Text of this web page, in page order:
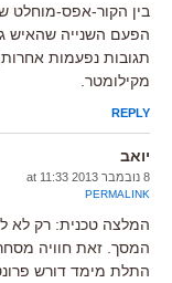
בין הקור-אפס-מוחלט
הפעם השנייה שהאיש
תגובות נפעמות
מקילומטר.
REPLY
יואב
8 נובמבר 2013 at 11:33
PERMALINK
המלצה טכנית: רק לא
המסך. זאת חוויה
התלת מימד דורש